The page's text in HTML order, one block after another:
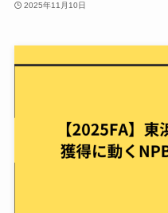
2025年11月10日